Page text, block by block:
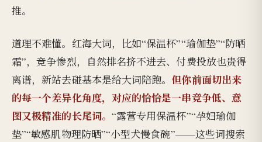
推。
道理不难懂。红海大词，比如“保温杯”“瑜伽垫”“防晒
霜”，竞争惨烈，自然排名挤不进去、付费投放也贵得
离谱，新站去碰基本是给大词陪跑。 但你前面切出来
的每一个差异化角度，对应的恰恰是一串竞争低、意
图又极精准的长尾词。 “露营专用保温杯”“孕妇瑜伽
垫”“敏感肌物理防晒”“小型犬慢食碗”——这些词搜索